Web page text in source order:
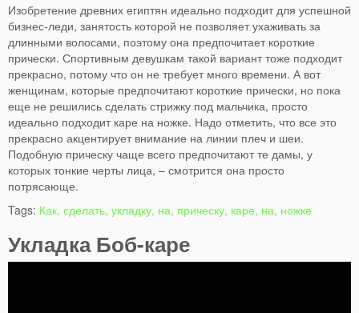
Изобретение древних египтян идеально подходит для успешной
бизнес-леди, занятость которой не позволяет ухаживать за
длинными волосами, поэтому она предпочитает короткие
прически. Спортивным девушкам такой вариант тоже подходит
прекрасно, потому что он не требует много времени. А вот
женщинам, которые предпочитают короткие прически, но пока
еще не решились сделать стрижку под мальчика, просто
идеально подходит каре на ножке. Надо отметить, что все это
прекрасно акцентирует внимание на линии плеч и шеи.
Подобную прическу чаще всего предпочитают те дамы, у
которых тонкие черты лица, – смотрится она просто
потрясающе.
Tags: Как, сделать, укладку, на, прическу, каре, на, ножке
Укладка Боб-каре